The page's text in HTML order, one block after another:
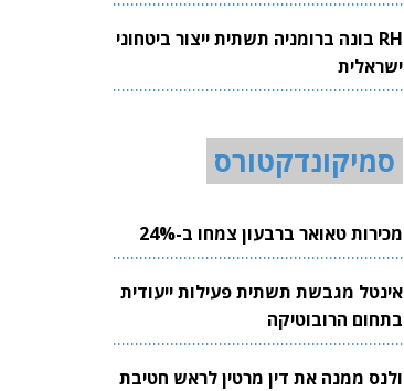
RH בונה ברומניה תשתית ייצור ביטחוני
ישראלית
סמיקונדקטורס
מכירות טאואר ברבעון צמחו ב-24%
אינטל מגבשת תשתית פעילות ייעודית
בתחום הרובוטיקה
ולנס ממנה את דין מרטין לראש חטיבת